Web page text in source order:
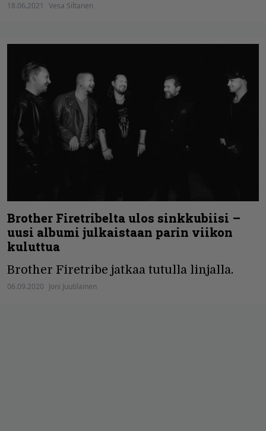
18.06.2021 Vesa Siltanen
Brother Firetribelta ulos sinkkubiisi –
uusi albumi julkaistaan parin viikon
kuluttua
Brother Firetribe jatkaa tutulla linjalla.
06.09.2020 Joni Juutilainen